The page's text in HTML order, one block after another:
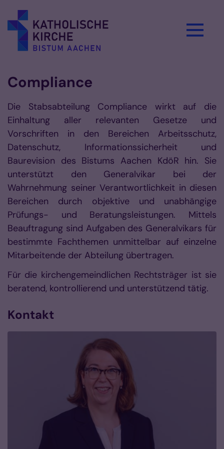
Compliance
Die Stabsabteilung Compliance wirkt auf die
Einhaltung aller relevanten Gesetze und
Vorschriften in den Bereichen Arbeitsschutz,
Datenschutz, Informationssicherheit und
Baurevision des Bistums Aachen KdöR hin. Sie
unterstützt den Generalvikar bei der
Wahrnehmung seiner Verantwortlichkeit in diesen
Bereichen durch objektive und unabhängige
Prüfungs- und Beratungsleistungen. Mittels
Beauftragung sind Aufgaben des Generalvikars für
bestimmte Fachthemen unmittelbar auf einzelne
Mitarbeitende der Abteilung übertragen.
Für die kirchengemeindlichen Rechtsträger ist sie
beratend, kontrollierend und unterstützend tätig.
Kontakt